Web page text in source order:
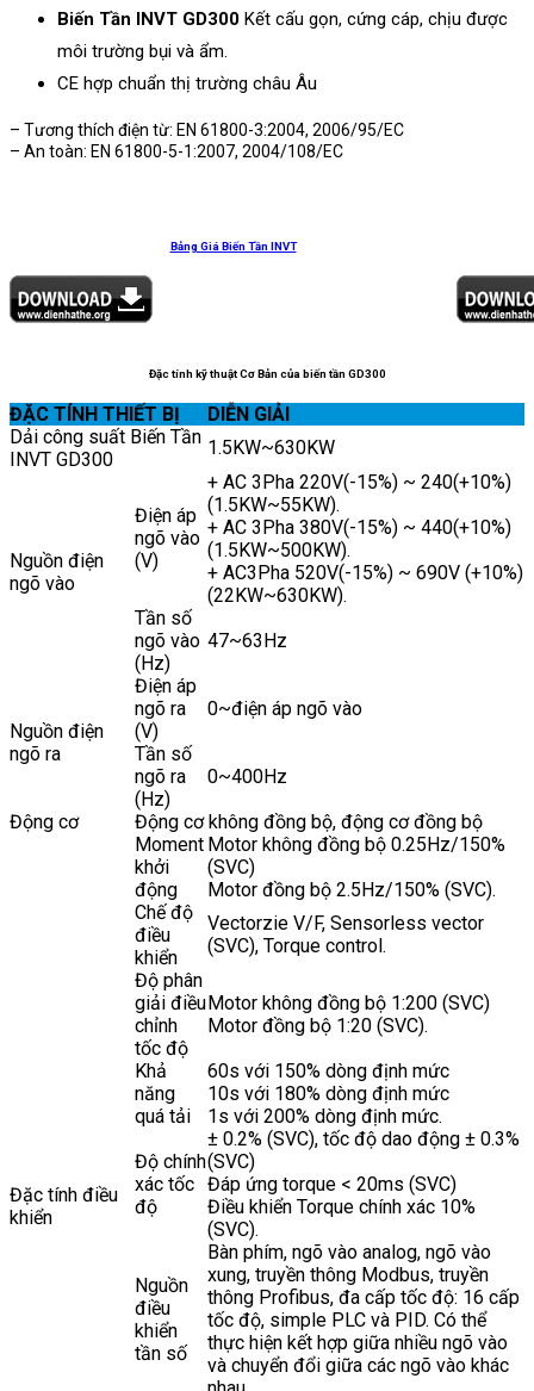
Biến Tần INVT GD300 Kết cấu gọn, cứng cáp, chịu được
môi trường bụi và ẩm.
CE hợp chuẩn thị trường châu Âu
– Tương thích điện từ: EN 61800-3:2004, 2006/95/EC
– An toàn: EN 61800-5-1:2007, 2004/108/EC
Bảng Giá Biến Tần INVT
Đặc tính kỹ thuật Cơ Bản của biến tần GD300
ĐẶC TÍNH THIẾT BỊ
DIỄN GIẢI
Dải công suất Biến Tần
INVT GD300
1.5KW~630KW
Nguồn điện
ngõ vào
Điện áp
ngõ vào
(V)
+ AC 3Pha 220V(-15%) ~ 240(+10%)
(1.5KW~55KW).
+ AC 3Pha 380V(-15%) ~ 440(+10%)
(1.5KW~500KW).
+ AC3Pha 520V(-15%) ~ 690V (+10%)
(22KW~630KW).
Tần số
ngõ vào
(Hz)
47~63Hz
Nguồn điện
ngõ ra
Điện áp
ngõ ra
(V)
0~điện áp ngõ vào
Tần số
ngõ ra
(Hz)
0~400Hz
Động cơ
Động cơ không đồng bộ, động cơ đồng bộ
Đặc tính điều
khiển
Moment
khởi
động
Motor không đồng bộ 0.25Hz/150%
(SVC)
Motor đồng bộ 2.5Hz/150% (SVC).
Chế độ
điều
khiển
Vectorzie V/F, Sensorless vector
(SVC), Torque control.
Độ phân
giải điều
chỉnh
tốc độ
Motor không đồng bộ 1:200 (SVC)
Motor đồng bộ 1:20 (SVC).
Khả
năng
quá tải
60s với 150% dòng định mức
10s với 180% dòng định mức
1s với 200% dòng định mức.
Độ chính
xác tốc
độ
± 0.2% (SVC), tốc độ dao động ± 0.3%
(SVC)
Đáp ứng torque < 20ms (SVC)
Điều khiển Torque chính xác 10%
(SVC).
Nguồn
điều
khiển
tần số
Bàn phím, ngõ vào analog, ngõ vào
xung, truyền thông Modbus, truyền
thông Profibus, đa cấp tốc độ: 16 cấp
tốc độ, simple PLC và PID. Có thể
thực hiện kết hợp giữa nhiều ngõ vào
và chuyển đổi giữa các ngõ vào khác